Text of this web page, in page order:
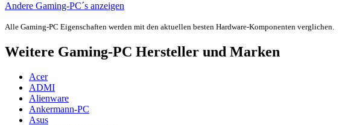
Andere Gaming-PC´s anzeigen
Alle Gaming-PC Eigenschaften werden mit den aktuellen besten Hardware-Komponenten verglichen.
Weitere Gaming-PC Hersteller und Marken
Acer
ADMI
Alienware
Ankermann-PC
Asus